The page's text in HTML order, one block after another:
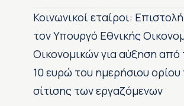
Κοινωνικοί εταίροι:
τον Υπουργό Εθνικής
Οικονομικών για αύξηση από
10 ευρώ του ημερήσιου
σίτισης των εργαζόμενων